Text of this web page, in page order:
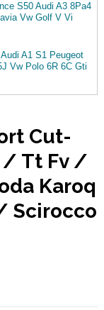
S50 Audi A3 8Pa4
Vw Golf V Vi
A1 S1 Peugeot
Vw Polo 6R 6C Gti
Cut-
/ Tt Fv /
Karoq
Scirocco